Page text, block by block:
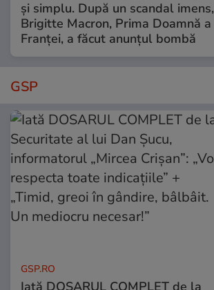
și simplu. După un scandal imens,
Brigitte Macron, Prima Doamnă a
Franței, a făcut anunțul bombă
GSP
GSP.RO